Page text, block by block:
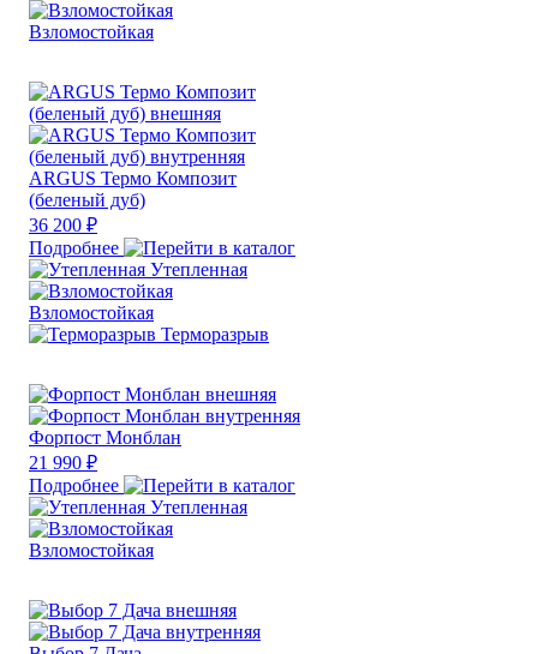
Взломостойкая
ARGUS Термо Композит
(беленый дуб)
36 200 ₽
Подробнее
Утепленная
Взломостойкая
Терморазрыв
Форпост Монблан
21 990 ₽
Подробнее
Утепленная
Взломостойкая